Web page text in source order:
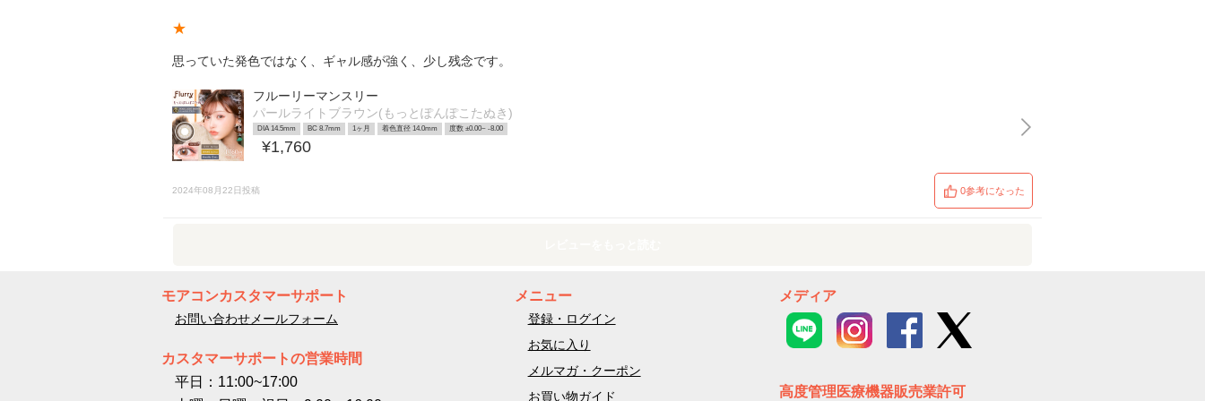
★
思っていた発色ではなく、ギャル感が強く、少し残念です。
フルーリーマンスリー
パールライトブラウン(もっとぽんぽこたぬき)
DIA 14.5mm BC 8.7mm 1ヶ月 着色直径 14.0mm 度数 ±0.00~ -8.00
¥1,760
2024年08月22日投稿 0参考になった
モアコンカスタマーサポート
お問い合わせメールフォーム
カスタマーサポートの営業時間
平日：11:00~17:00
メニュー
登録・ログイン
お気に入り
メルマガ・クーポン
お買い物ガイド
メディア
高度管理医療機器販売業許可